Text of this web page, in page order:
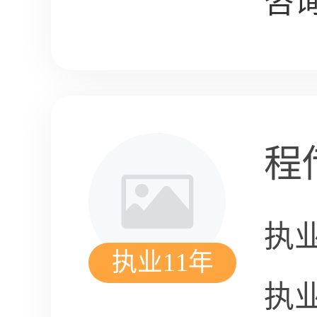
执业11年
程
执
执